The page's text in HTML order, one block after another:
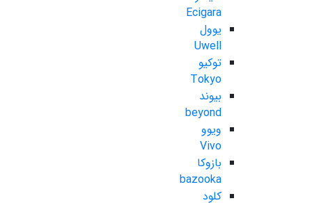
Ecigara
یوول
Uwell
توکیو
Tokyo
بیوند
beyond
ویوو
Vivo
بازوکا
bazooka
کلود